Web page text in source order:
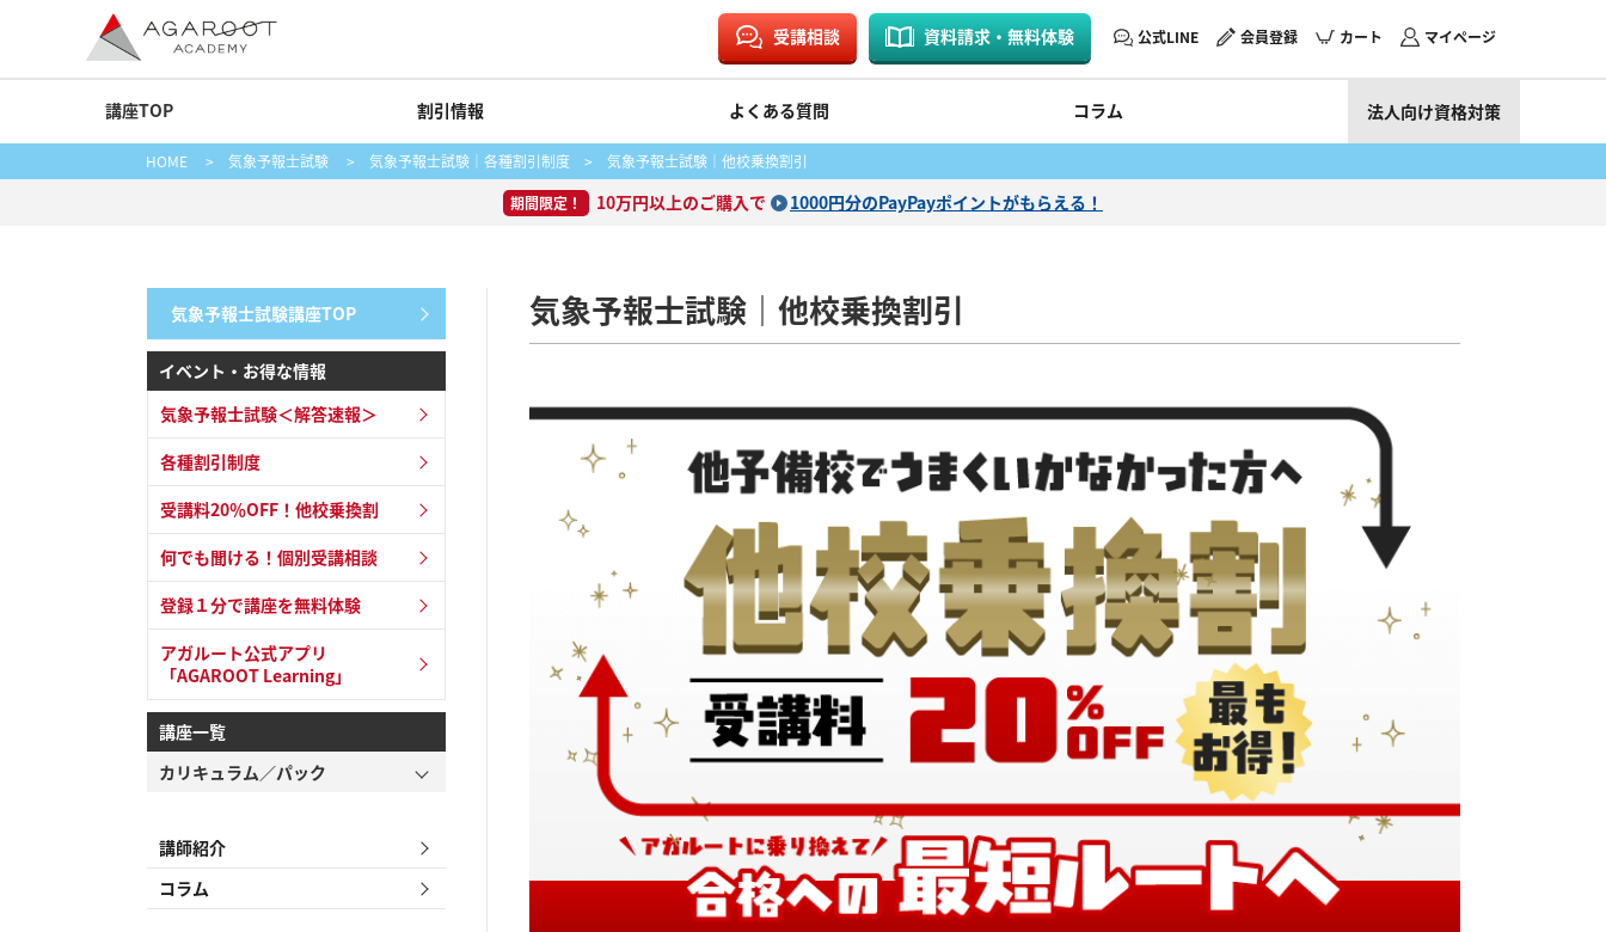
受講相談 資料請求・無料体験 公式LINE 会員登録 カート マイページ
講座TOP 割引情報 よくある質問 コラム 法人向け資格対策
HOME > 気象予報士試験 > 気象予報士試験｜各種割引制度 > 気象予報士試験｜他校乗換割引
期間限定！ 10万円以上のご購入で 1000円分のPayPayポイントがもらえる！
気象予報士試験｜他校乗換割引
気象予報士試験講座TOP
イベント・お得な情報
気象予報士試験＜解答速報＞
各種割引制度
受講料20％OFF！他校乗換割
何でも聞ける！個別受講相談
登録１分で講座を無料体験
アガルート公式アプリ
「AGAROOT Learning」
講座一覧
カリキュラム／パック
講師紹介
コラム